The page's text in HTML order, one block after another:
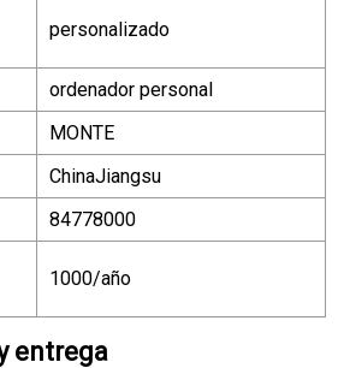
personalizado
ordenador personal
MONTE
ChinaJiangsu
84778000
1000/año
entrega